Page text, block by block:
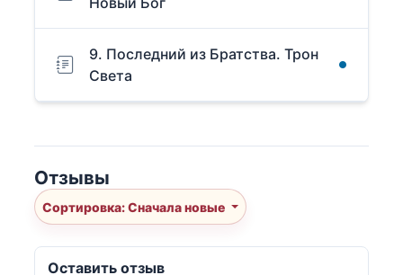
9. Последний из Братства. Трон
Света
Отзывы
Сортировка: Сначала новые
Оставить отзыв